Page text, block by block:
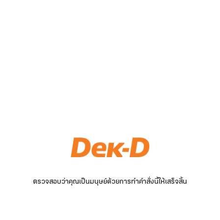
ตรวจสอบว่าคุณเป็นมนุษย์ด้วยการทำคำสั่งนี้ให้เสร็จสิ้น